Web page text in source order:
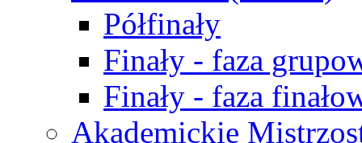
Półfinały
Finały - faza
Finały - faza
Akademickie